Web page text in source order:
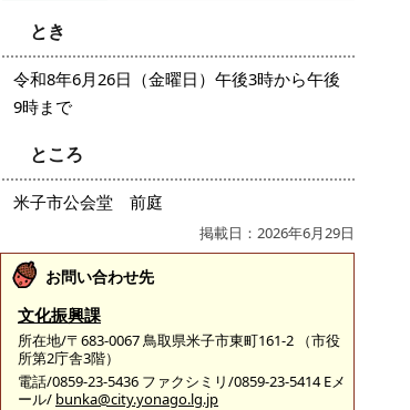
とき
令和8年6月26日（金曜日）午後3時から午後
9時まで
ところ
米子市公会堂 前庭
掲載日：2026年6月29日
お問い合わせ先
文化振興課
所在地/〒683-0067 鳥取県米子市東町161-2 （市役
所第2庁舎3階）
電話/0859-23-5436 ファクシミリ/0859-23-5414 Eメ
ール/ bunka@city.yonago.lg.jp